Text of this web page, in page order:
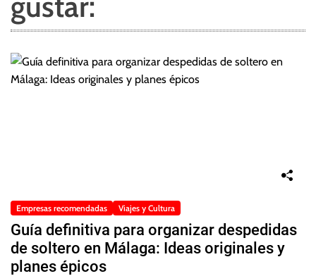
Empresas recomendadas Viajes y Cultura
Guía definitiva para organizar despedidas
de soltero en Málaga: Ideas originales y
planes épicos